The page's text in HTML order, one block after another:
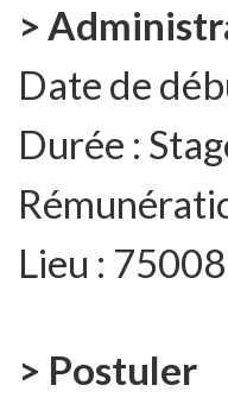
>
Date de
Durée :
Lieu : 75008
> Postuler